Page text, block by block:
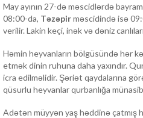
May ayının 27-də məscidlərdə bayram
08:00-da, Təzəpirməscidində isə
verilir. Lakin keçi, inək və dəniz
Həmin heyvanların bölgüsündə hər
etmək dinin ruhuna daha yaxındır.
icra edilməlidir. Şəriət qaydalarına
qüsurlu heyvanlar qurbanlığa münasib
Adətən müyyən yaş həddinə çatmış